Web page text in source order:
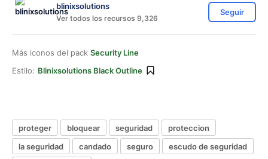
blinixsolutions
Ver todos los recursos 9,326
Seguir
Más iconos del pack Security Line
Estilo: Blinixsolutions Black Outline
proteger bloquear seguridad
proteccion
la seguridad
candado seguro
escudo de seguridad